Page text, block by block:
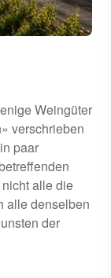
Weingüter
verschrieben
paar
alle die
alle denselben
der